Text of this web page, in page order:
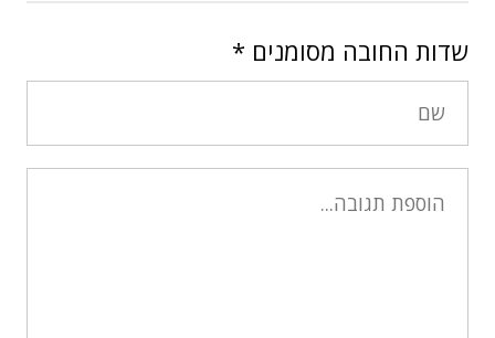
שדות החובה מסומנים *